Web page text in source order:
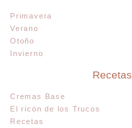
Primavera
Verano
Otoño
Invierno
Recetas
Cremas Base
El ricón de los Trucos
Recetas